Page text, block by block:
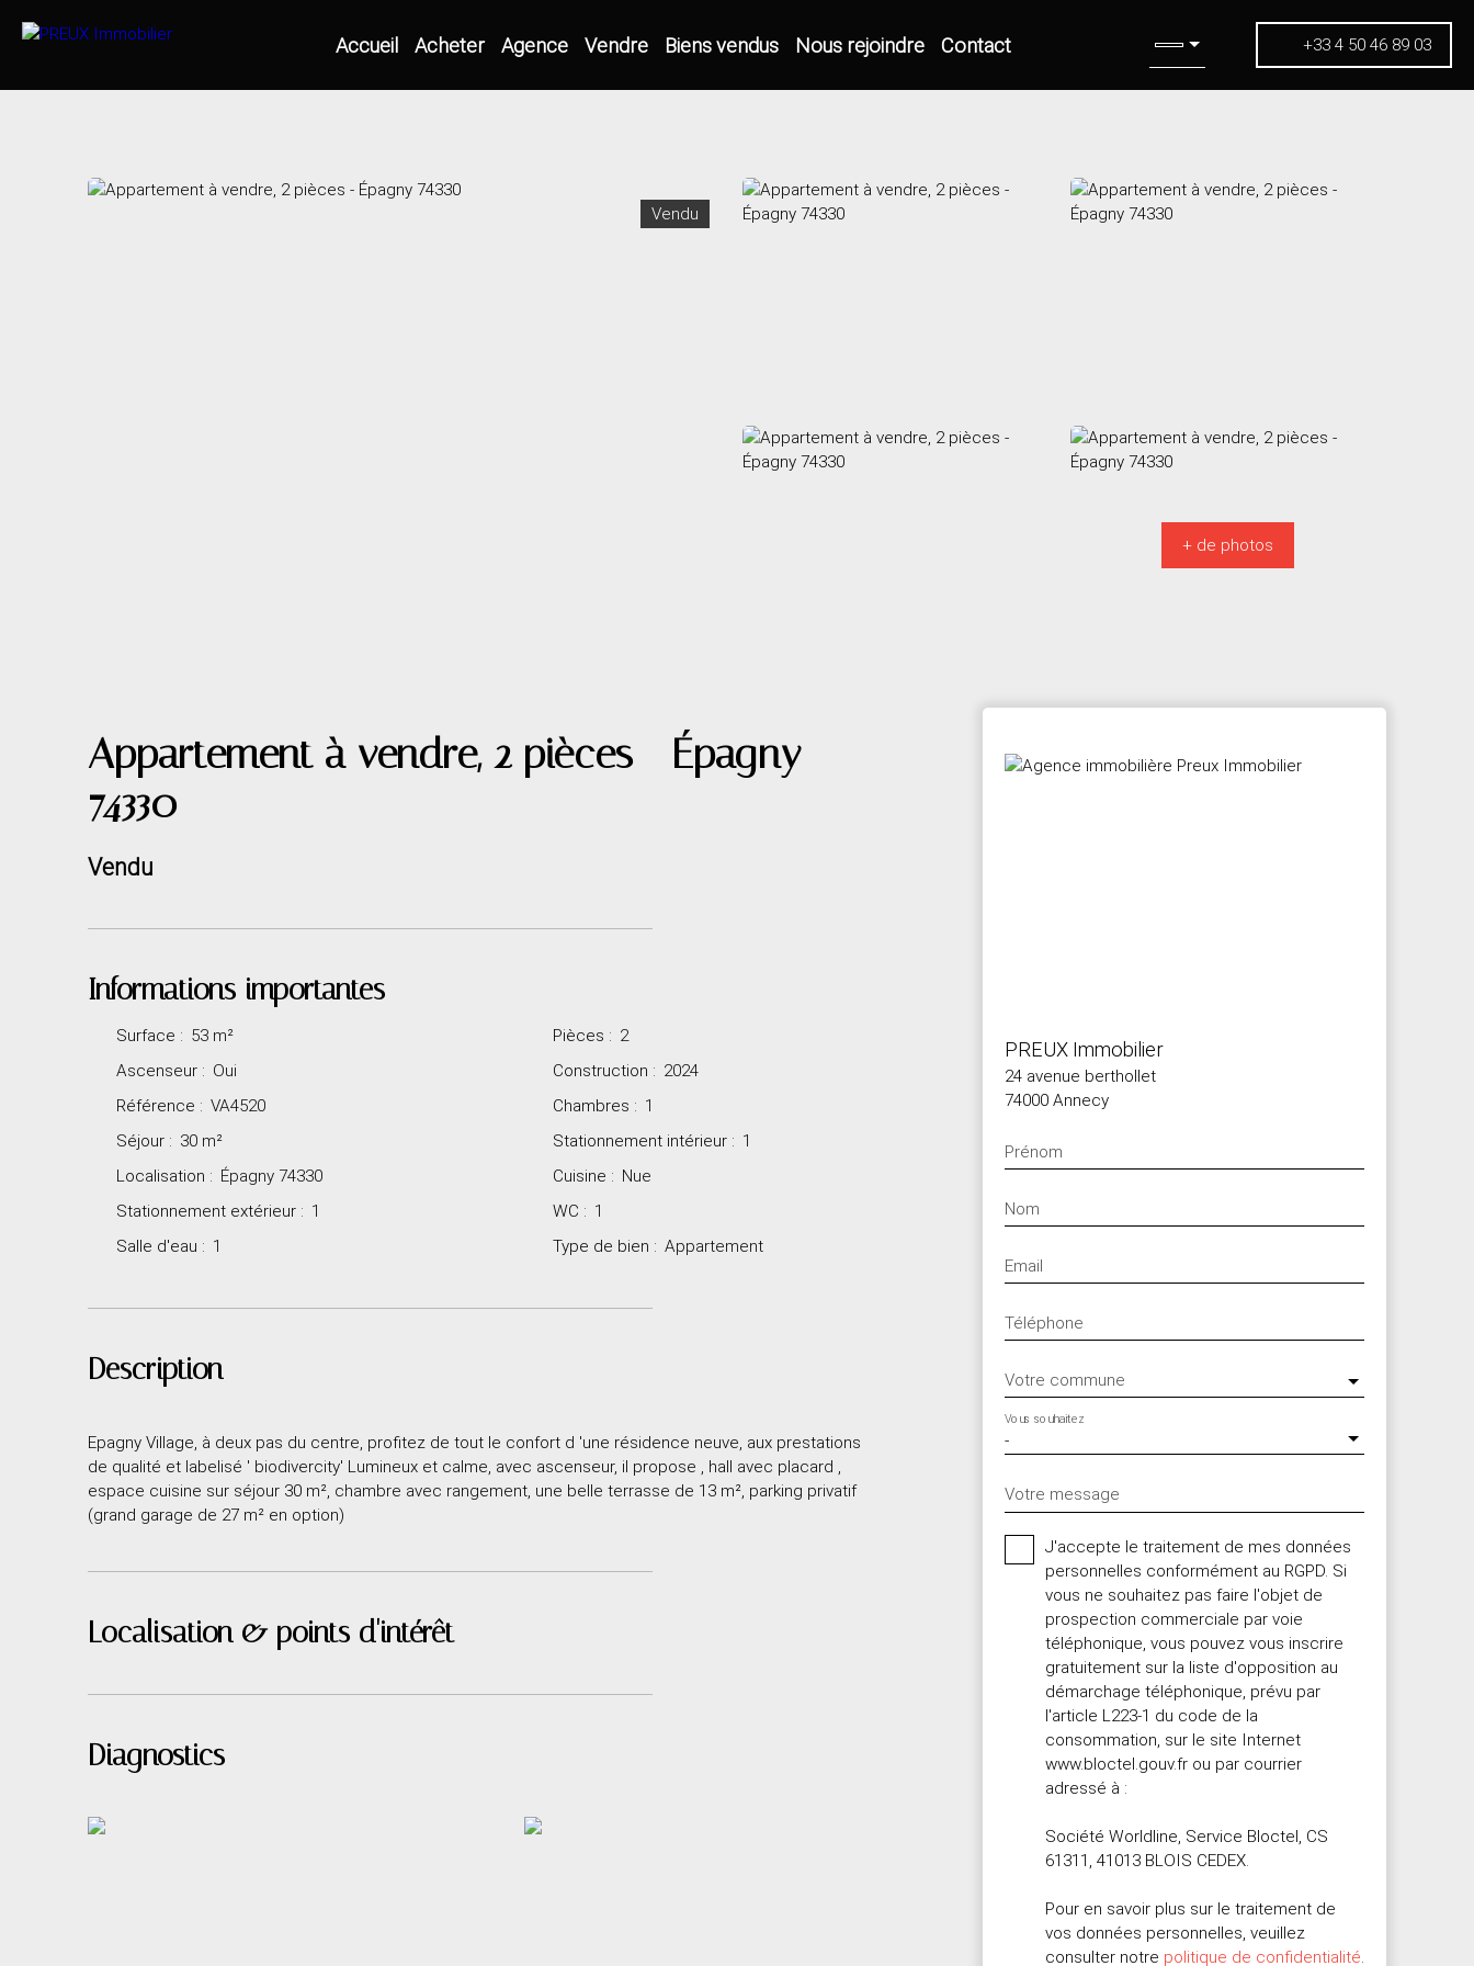
Accueil Acheter Agence Vendre Biens vendus Nous rejoindre Contact +33 4 50 46 89 03
Vendu
+ de photos
Appartement à vendre, 2 pièces - Épagny
74330
Vendu
Informations importantes
Surface : 53 m² Pièces : 2
Ascenseur : Oui Construction : 2024
Référence : VA4520 Chambres : 1
Séjour : 30 m² Stationnement intérieur : 1
Localisation : Épagny 74330 Cuisine : Nue
Stationnement extérieur : 1 WC : 1
Salle d'eau : 1 Type de bien : Appartement
Description
Epagny Village, à deux pas du centre, profitez de tout le confort d 'une résidence neuve, aux prestations
de qualité et labelisé ' biodivercity' Lumineux et calme, avec ascenseur, il propose , hall avec placard ,
espace cuisine sur séjour 30 m², chambre avec rangement, une belle terrasse de 13 m², parking privatif
(grand garage de 27 m² en option)
Localisation & points d'intérêt
Diagnostics
PREUX Immobilier
24 avenue berthollet
74000 Annecy
Prénom
Nom
Email
Téléphone
Votre commune
-
Vous souhaitez
Votre message
J'accepte le traitement de mes données
personnelles conformément au RGPD. Si
vous ne souhaitez pas faire l'objet de
prospection commerciale par voie
téléphonique, vous pouvez vous inscrire
gratuitement sur la liste d'opposition au
démarchage téléphonique, prévu par
l'article L223-1 du code de la
consommation, sur le site Internet
www.bloctel.gouv.fr ou par courrier
adressé à :
Société Worldline, Service Bloctel, CS
61311, 41013 BLOIS CEDEX.
Pour en savoir plus sur le traitement de
vos données personnelles, veuillez
consulter notre politique de confidentialité.